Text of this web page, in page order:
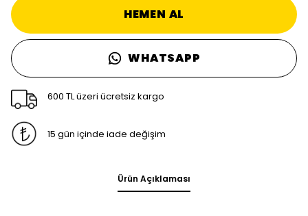
HEMEN AL
WHATSAPP
600 TL üzeri ücretsiz kargo
15 gün içinde iade değişim
Ürün Açıklaması